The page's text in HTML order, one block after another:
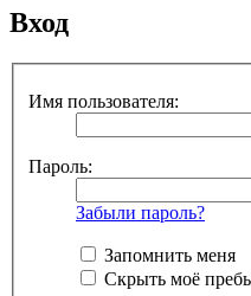
Вход
Имя пользователя:
Пароль:
Забыли пароль?
Запомнить меня
Скрыть моё